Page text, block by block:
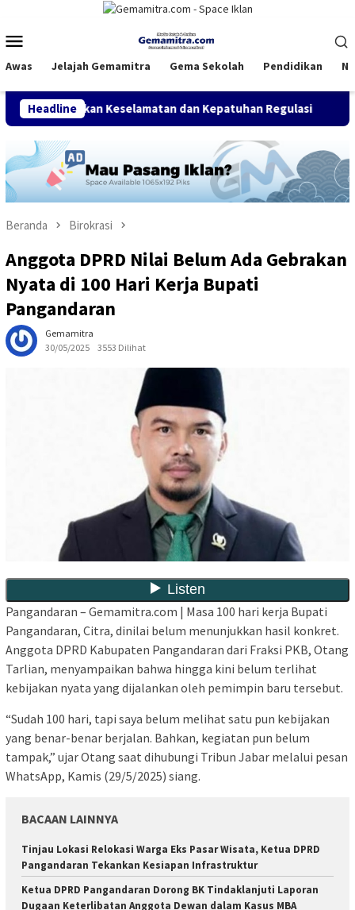
konten
Mobile
Awas Jelajah Gemamitra Gema Sekolah Pendidikan
Headline
Keselamatan dan Kepatuhan Regulasi PGM
Beranda Birokrasi
Anggota DPRD Nilai Belum Ada Gebrakan
Nyata di 100 Hari Kerja Bupati
Pangandaran
Gemamitra
30/05/2025
3553 Dilihat
Pangandaran – Gemamitra.com | Masa 100 hari kerja Bupati
Pangandaran, Citra, dinilai belum menunjukkan hasil konkret.
Anggota DPRD Kabupaten Pangandaran dari Fraksi PKB, Otang
Tarlian, menyampaikan bahwa hingga kini belum terlihat
kebijakan nyata yang dijalankan oleh pemimpin baru tersebut.
“Sudah 100 hari, tapi saya belum melihat satu pun kebijakan
yang benar-benar berjalan. Bahkan, kegiatan pun belum
tampak,” ujar Otang saat dihubungi Tribun Jabar melalui pesan
WhatsApp, Kamis (29/5/2025) siang.
BACAAN LAINNYA
Tinjau Lokasi Relokasi Warga Eks Pasar Wisata, Ketua DPRD
Pangandaran Tekankan Kesiapan Infrastruktur
Ketua DPRD Pangandaran Dorong BK Tindaklanjuti Laporan
Dugaan Keterlibatan Anggota Dewan dalam Kasus MBA